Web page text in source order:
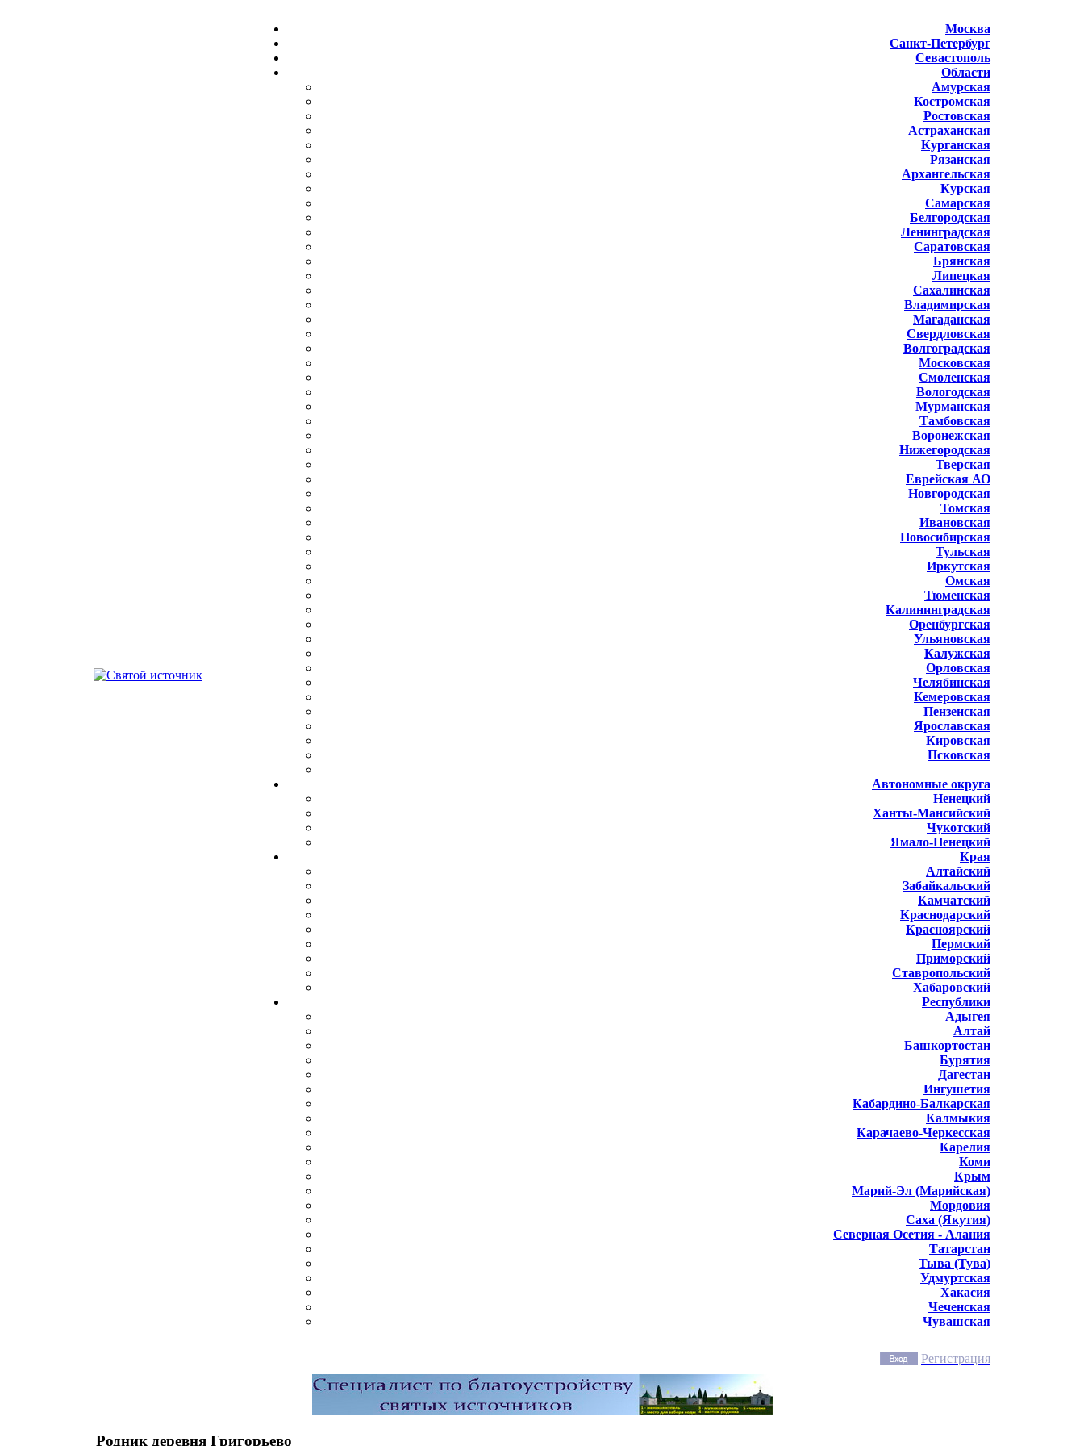
Москва
Санкт-Петербург
Севастополь
Области
Амурская
Костромская
Ростовская
Астраханская
Курганская
Рязанская
Архангельская
Курская
Самарская
Белгородская
Ленинградская
Саратовская
Брянская
Липецкая
Сахалинская
Владимирская
Магаданская
Свердловская
Волгоградская
Московская
Смоленская
Вологодская
Мурманская
Тамбовская
Воронежская
Нижегородская
Тверская
Еврейская АО
Новгородская
Томская
Ивановская
Новосибирская
Тульская
Иркутская
Омская
Тюменская
Калининградская
Оренбургская
Ульяновская
Калужская
Орловская
Челябинская
Кемеровская
Пензенская
Ярославская
Кировская
Псковская
Автономные округа
Ненецкий
Ханты-Мансийский
Чукотский
Ямало-Ненецкий
Края
Алтайский
Забайкальский
Камчатский
Краснодарский
Красноярский
Пермский
Приморский
Ставропольский
Хабаровский
Республики
Адыгея
Алтай
Башкортостан
Бурятия
Дагестан
Ингушетия
Кабардино-Балкарская
Калмыкия
Карачаево-Черкесская
Карелия
Коми
Крым
Марий-Эл (Марийская)
Мордовия
Саха (Якутия)
Северная Осетия - Алания
Татарстан
Тыва (Тува)
Удмуртская
Хакасия
Чеченская
Чувашская
Регистрация
Родник деревня Григорьево